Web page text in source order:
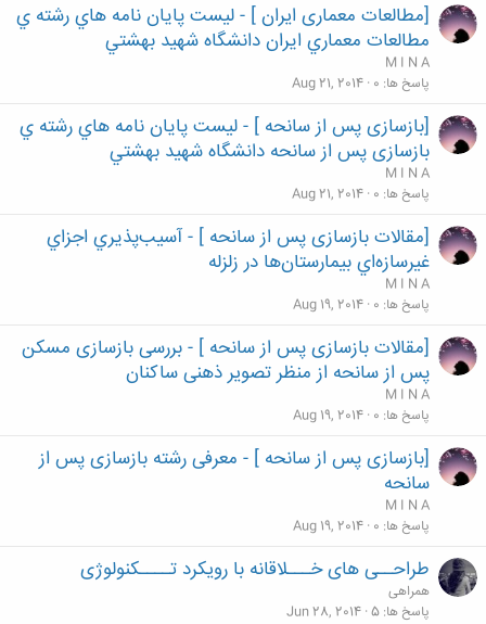
[مطالعات معماری ایران ] - ليست پايان نامه هاي رشته ي
مطالعات معماري ايران دانشگاه شهيد بهشتي
M I N A
پاسخ ها 0
Aug 21, 2014
[بازسازی پس از سانحه ] - ليست پايان نامه هاي رشته ي
بازسازی پس از سانحه دانشگاه شهيد بهشتي
M I N A
پاسخ ها 0
Aug 21, 2014
[مقالات بازسازی پس از سانحه ] - آسيب‌پذيري اجزاي
غيرسازه‌اي بيمارستان‌ها در زلزله
M I N A
پاسخ ها 0
Aug 19, 2014
[مقالات بازسازی پس از سانحه ] - بررسی بازسازی مسکن
پس از سانحه از منظر تصویر ذهنی ساکنان
M I N A
پاسخ ها 0
Aug 19, 2014
[بازسازی پس از سانحه ] - معرفی رشته بازسازی پس از
سانحه
M I N A
پاسخ ها 0
Aug 19, 2014
طراحــی های خـــلاقانه با رویکرد تــــکنولوژی
همراهی
پاسخ ها 5
Jun 28, 2014